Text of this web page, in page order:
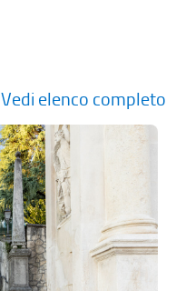
Vedi elenco completo